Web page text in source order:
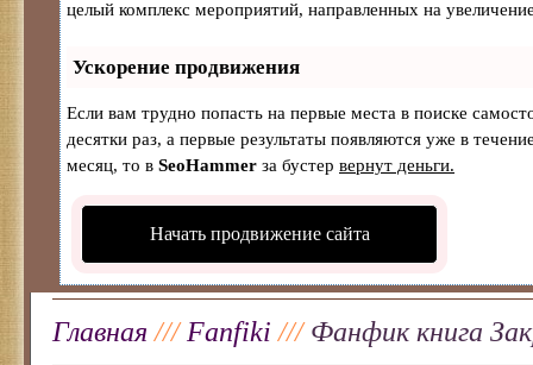
целый комплекс мероприятий, направленных на
Ускорение продвижения
Если вам трудно попасть на первые места в поиске
десятки раз, а первые результаты появляются уже в
месяц, то в SeoHammer за бустер вернут деньги.
Начать продвижение сайта
Главная /// Fanfiki ///Фанфик книга